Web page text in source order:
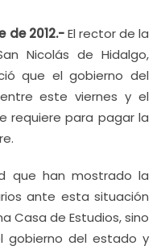
de 2012.-El rector de la
Nicolás de Hidalgo,
que el gobierno del
este viernes y el
requiere para pagar la
que han mostrado la
ante esta situación
Casa de Estudios, sino
gobierno del estado y